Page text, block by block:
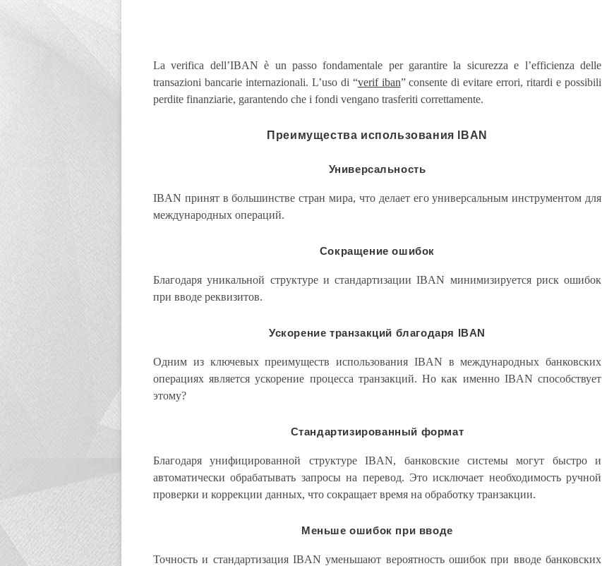
La verifica dell’IBAN è un passo fondamentale per garantire la sicurezza e l’efficienza delle
transazioni bancarie internazionali. L’uso di “verif iban” consente di evitare errori, ritardi e possibili
perdite finanziarie, garantendo che i fondi vengano trasferiti correttamente.
Преимущества использования IBAN
Универсальность
IBAN принят в большинстве стран мира, что делает его универсальным инструментом для
международных операций.
Сокращение ошибок
Благодаря уникальной структуре и стандартизации IBAN минимизируется риск ошибок
при вводе реквизитов.
Ускорение транзакций благодаря IBAN
Одним из ключевых преимуществ использования IBAN в международных банковских
операциях является ускорение процесса транзакций. Но как именно IBAN способствует
этому?
Стандартизированный формат
Благодаря унифицированной структуре IBAN, банковские системы могут быстро и
автоматически обрабатывать запросы на перевод. Это исключает необходимость ручной
проверки и коррекции данных, что сокращает время на обработку транзакции.
Меньше ошибок при вводе
Точность и стандартизация IBAN уменьшают вероятность ошибок при вводе банковских